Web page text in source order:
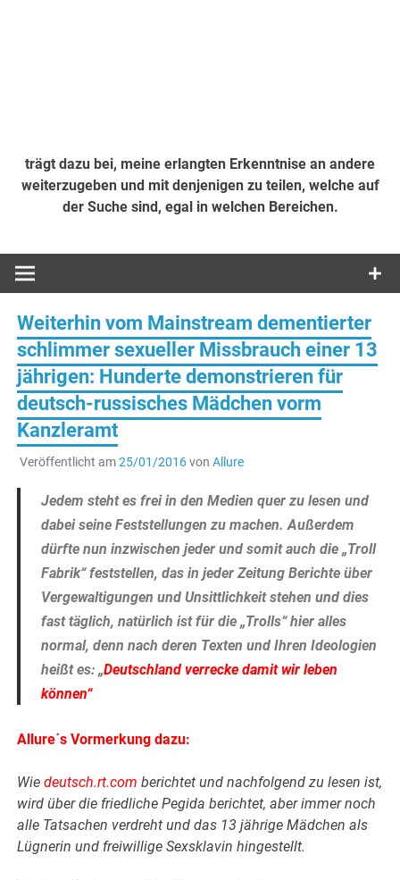
trägt dazu bei, meine erlangten Erkenntnise an andere
weiterzugeben und mit denjenigen zu teilen, welche auf
der Suche sind, egal in welchen Bereichen.
Weiterhin vom Mainstream dementierter
schlimmer sexueller Missbrauch einer 13
jährigen: Hunderte demonstrieren für
deutsch-russisches Mädchen vorm
Kanzleramt
Veröffentlicht am25/01/2016von Allure
Jedem steht es frei in den Medien quer zu lesen und
dabei seine Feststellungen zu machen. Außerdem
dürfte nun inzwischen jeder und somit auch die „Troll
Fabrik“ feststellen, das in jeder Zeitung Berichte über
Vergewaltigungen und Unsittlichkeit stehen und dies
fast täglich, natürlich ist für die „Trolls“ hier alles
normal, denn nach deren Texten und Ihren Ideologien
heißt es: „Deutschland verrecke damit wir leben
können“
Allure´s Vormerkung dazu:
Wiedeutsch.rt.com berichtet und nachfolgend zu lesen ist,
wird über die friedliche Pegida berichtet, aber immer noch
alle Tatsachen verdreht und das 13 jährige Mädchen als
Lügnerin und freiwillige Sexsklavin hingestellt.